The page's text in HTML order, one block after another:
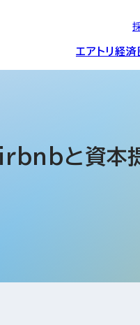
エアトリ経済
ス事業
ーム事業・
プロフィール
と資本